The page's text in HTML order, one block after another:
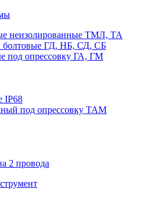
неизолированные ТМЛ, ТА
болтовые ГД, НБ, СД, СБ
под опрессовку ГА, ГМ
IP68
под опрессовку ТАМ
2 провода